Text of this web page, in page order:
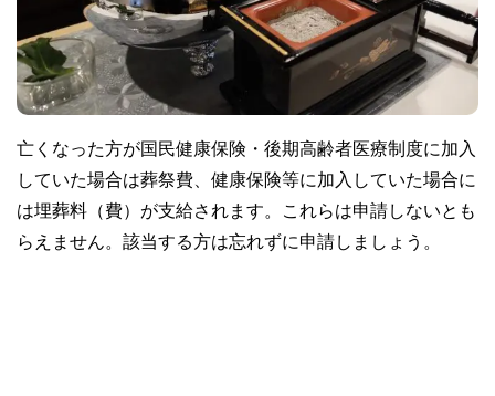
亡くなった方が国民健康保険・後期高齢者医療制度に加入
していた場合は葬祭費、健康保険等に加入していた場合に
は埋葬料（費）が支給されます。これらは申請しないとも
らえません。該当する方は忘れずに申請しましょう。